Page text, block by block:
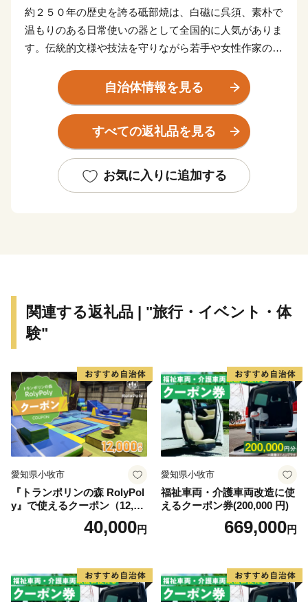
約２５０年の歴史を誇る砥部焼は、白磁に呉須、素朴で
温もりのある日常使いの器として全国的に人気がありま
す。伝統的文様や技法を守りながら若手や女性作家の新
また、里山風景の段斜面に広がるみかん畑は、古くから
砥部焼と並ぶ産業。
高級柑橘で知られる「紅まどんな」の産地として愛媛県
自治体情報を見る
すべての返礼品を見る
お気に入りに追加する
関連する返礼品 | "旅行・イベント・体
験"
愛知県小牧市
『トランポリンの森 RolyPol
y』で使えるクーポン（12,00
40,000円
愛知県小牧市
福祉車両・介護車両改造に使
えるクーポン券(200,000 円)
669,000円